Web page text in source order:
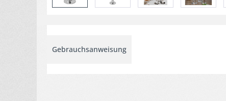
Gebrauchsanweisung